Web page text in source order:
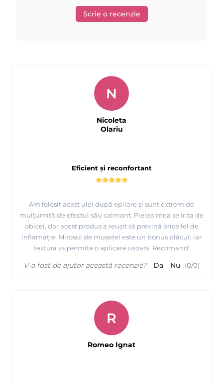
Scrie o recenzie
Eficient și reconfortant
Am folosit acest ulei după epilare și sunt extrem de
mulțumită de efectul său calmant. Pielea mea se irita de
obicei, dar acest produs a reușit să prevină orice fel de
inflamație. Mirosul de mușețel este un bonus plăcut, iar
textura sa permite o aplicare ușoară. Recomand!
N
Nicoleta
Olariu
V-a fost de ajutor această recenzie? Da Nu (0/0)
R
Romeo Ignat